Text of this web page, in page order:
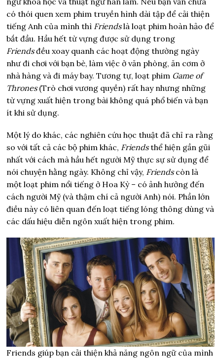
có thói quen xem phim truyền hình dài tập để cải thiện
tiếng Anh của mình thì Friendslà loạt phim hoàn hảo để
bắt đầu. Hầu hết từ vựng được sử dụng trong
Friends đều xoay quanh các hoạt động thường ngày
như đi chơi với bạn bè, làm việc ở văn phòng, ăn cơm ở
nhà hàng và đi máy bay. Tương tự, loạt phim Game of
Thrones (Trò chơi vương quyền) rất hay nhưng những
từ vựng xuất hiện trong bài không quá phổ biến và bạn
ít khi sử dụng.
Một lý do khác, các nghiên cứu học thuật đã chỉ ra rằng
so với tất cả các bộ phim khác, Friendsthể hiện gần gũi
nhất với cách mà hầu hết người Mỹ thực sự sử dụng để
nói chuyện hằng ngày. Không chỉ vậy, Friends còn là
một loạt phim nổi tiếng ở Hoa Kỳ – có ảnh hưởng đến
cách người Mỹ (và thậm chí cả người Anh) nói. Phần lớn
điều này có liên quan đến loạt tiếng lóng thông dùng và
các dấu hiệu diễn ngôn xuất hiện trong phim.
Friends giúp bạn cải thiện khả năng ngôn ngữ của mình